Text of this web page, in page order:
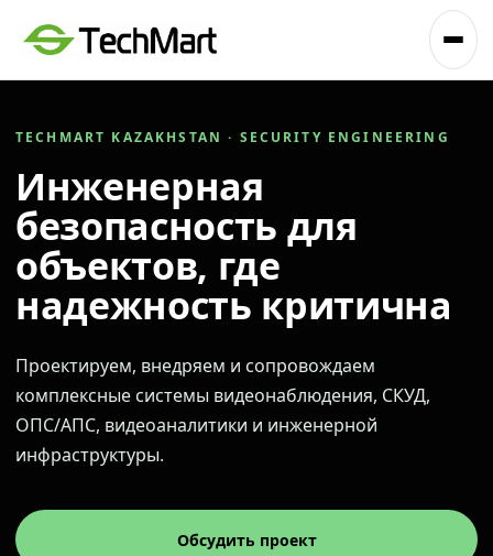
TECHMART KAZAKHSTAN · SECURITY ENGINEERING
Инженерная
безопасность для
объектов, где
надежность критична
Проектируем, внедряем и сопровождаем
комплексные системы видеонаблюдения, СКУД,
ОПС/АПС, видеоаналитики и инженерной
инфраструктуры.
Обсудить проект